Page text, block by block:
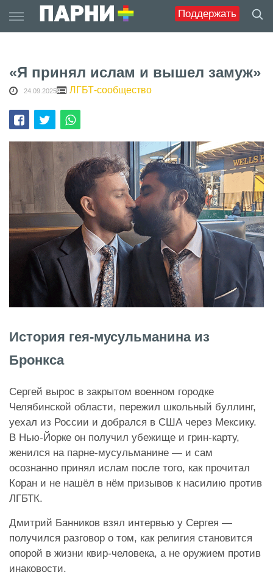
Поддержать
to
«Я принял ислам и вышел замуж»
24.09.2025 ЛГБТ-сообщество
История гея-мусульманина из
Бронкса
Сергей вырос в закрытом военном городке
Челябинской области, пережил школьный буллинг,
уехал из России и добрался в США через Мексику.
В Нью-Йорке он получил убежище и грин-карту,
женился на парне-мусульманине — и сам
осознанно принял ислам после того, как прочитал
Коран и не нашёл в нём призывов к насилию против
ЛГБТК.
Дмитрий Банников взял интервью у Сергея —
получился разговор о том, как религия становится
опорой в жизни квир-человека, а не оружием против
инаковости.